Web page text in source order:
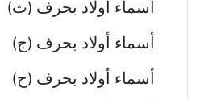
أسماء أولاد بحرف (ث)
أسماء أولاد بحرف (ج)
أسماء أولاد بحرف (ح)